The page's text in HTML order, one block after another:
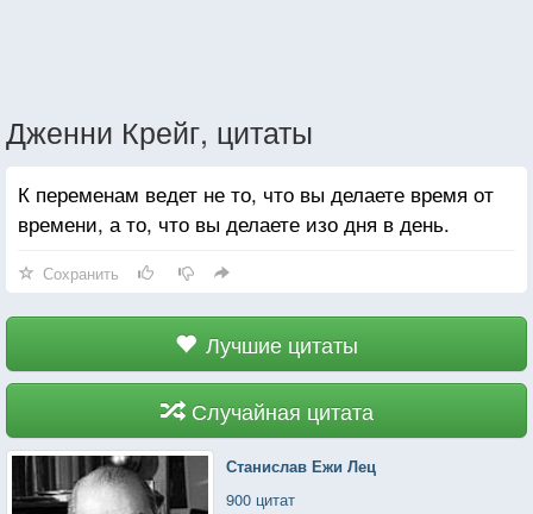
Дженни Крейг, цитаты
К переменам ведет не то, что вы делаете время от
времени, а то, что вы делаете изо дня в день.
Сохранить
Лучшие цитаты
Случайная цитата
Станислав Ежи Лец
900 цитат